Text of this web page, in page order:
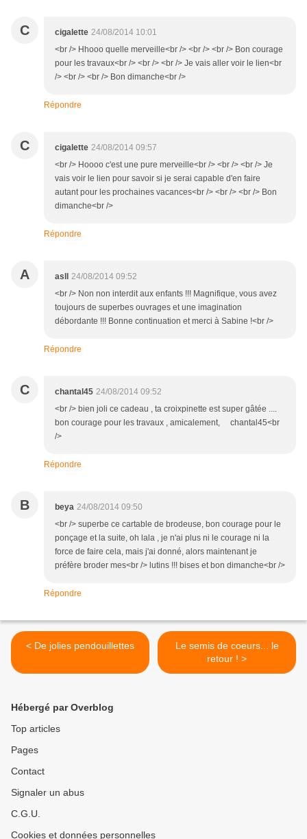
C cigalette 24/08/2014 10:01
<br /> Hhooo quelle merveille<br /> <br /> <br /> Bon courage
pour les travaux<br /> <br /> <br /> Je vais aller voir le lien<br
/> <br /> <br /> Bon dimanche<br />
Répondre
C cigalette 24/08/2014 09:57
<br /> Hoooo c'est une pure merveille<br /> <br /> <br /> Je
vais voir le lien pour savoir si je serai capable d'en faire
autant pour les prochaines vacances<br /> <br /> <br /> Bon
dimanche<br />
Répondre
A asll
24/08/2014 09:52
<br /> Non non interdit aux enfants !!! Magnifique, vous avez
toujours de superbes ouvrages et une imagination
débordante !!! Bonne continuation et merci à Sabine !<br />
Répondre
C chantal45 24/08/2014 09:52
<br /> bien joli ce cadeau , ta croixpinette est super gâtée ....
bon courage pour les travaux , amicalement, chantal45<br
/>
Répondre
B beya 24/08/2014 09:50
<br /> superbe ce cartable de brodeuse, bon courage pour le
ponçage et la suite, oh lala , je n'ai plus ni le courage ni la
force de faire cela, mais j'ai donné, alors maintenant je
préfère broder mes<br /> lutins !!! bises et bon dimanche<br />
Répondre
< De jolies pendouillettes
Le semis de coeurs... le
retour ! >
Hébergé par Overblog
Top articles
Pages
Contact
Signaler un abus
C.G.U.
Cookies et données personnelles